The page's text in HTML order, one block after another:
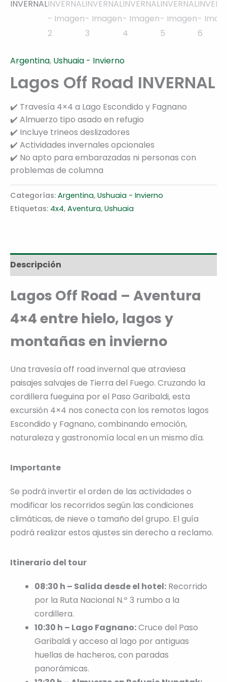
Argentina, Ushuaia - Invierno
Lagos Off Road INVERNAL
✔️ Travesía 4×4 a Lago Escondido y Fagnano
✔️ Almuerzo tipo asado en refugio
✔️ Incluye trineos deslizadores
✔️ Actividades invernales opcionales
✔️ No apto para embarazadas ni personas con
problemas de columna
Categorías: Argentina, Ushuaia - Invierno
Etiquetas: 4x4, Aventura, Ushuaia
Descripción
Lagos Off Road – Aventura
4×4 entre hielo, lagos y
montañas en invierno
Una travesía off road invernal que atraviesa
paisajes salvajes de Tierra del Fuego. Cruzando la
cordillera fueguina por el Paso Garibaldi, esta
excursión 4×4 nos conecta con los remotos lagos
Escondido y Fagnano, combinando emoción,
naturaleza y gastronomía local en un mismo día.
Importante
Se podrá invertir el orden de las actividades o
modificar los recorridos según las condiciones
climáticas, de nieve o tamaño del grupo. El guía
podrá realizar estos ajustes sin derecho a reclamo.
Itinerario del tour
08:30 h – Salida desde el hotel: Recorrido
por la Ruta Nacional N.º 3 rumbo a la
cordillera.
10:30 h – Lago Fagnano:Cruce del Paso
Garibaldi y acceso al lago por antiguas
huellas de hacheros, con paradas
panorámicas.